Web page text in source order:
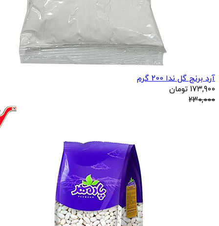
آرد برنج گل ندا 200 گرم
173,900 تومان
230,000